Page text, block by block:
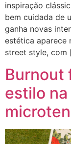
inspiração
bem cuidada de
ganha novas
estética aparece
street style, com
Burnout
estilo